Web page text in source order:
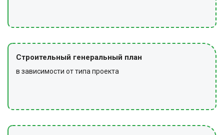
Строительный генеральный план
в зависимости от типа проекта